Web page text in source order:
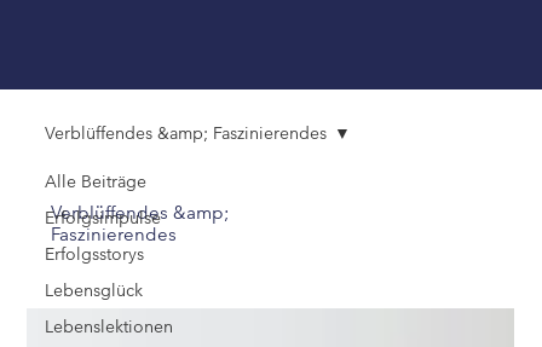
Alle Beiträge
Erfolgsimpulse
Erfolgsstorys
Lebensglück
Lebenslektionen
Verblüffendes &amp; Faszinierendes
Verblüffendes &amp;
Faszinierendes